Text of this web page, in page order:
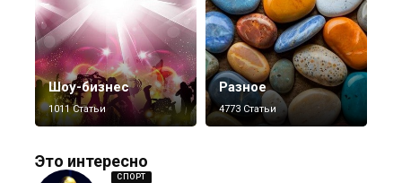
Шоу-бизнес
1011 Статьи
Разное
4773 Статьи
Это интересно
СПОРТ